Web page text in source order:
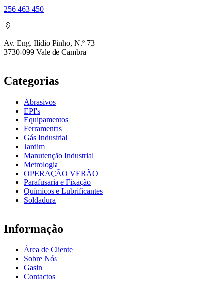
256 463 450
Av. Eng. Ilídio Pinho, N.º 73
3730-099 Vale de Cambra
Categorias
Abrasivos
EPI's
Equipamentos
Ferramentas
Gás Industrial
Jardim
Manutenção Industrial
Metrologia
OPERAÇÃO VERÃO
Parafusaria e Fixação
Químicos e Lubrificantes
Soldadura
Informação
Área de Cliente
Sobre Nós
Gasin
Contactos